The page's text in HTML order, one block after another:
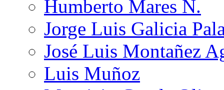
Humberto Mares N.
Jorge Luis Galicia
José Luis Montañez
Luis Muñoz